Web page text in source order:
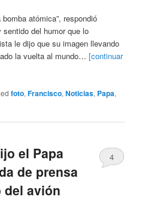
atómica”, respondió
del humor que lo
le dijo que su imagen llevando
la vuelta al mundo…[continuar
foto,Francisco,Noticias, Papa,
el Papa
de prensa
del avión
4